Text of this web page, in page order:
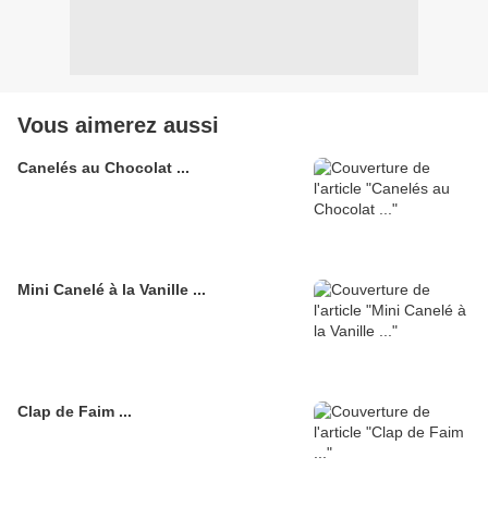
Vous aimerez aussi
Canelés au Chocolat ...
Mini Canelé à la Vanille ...
Clap de Faim ...